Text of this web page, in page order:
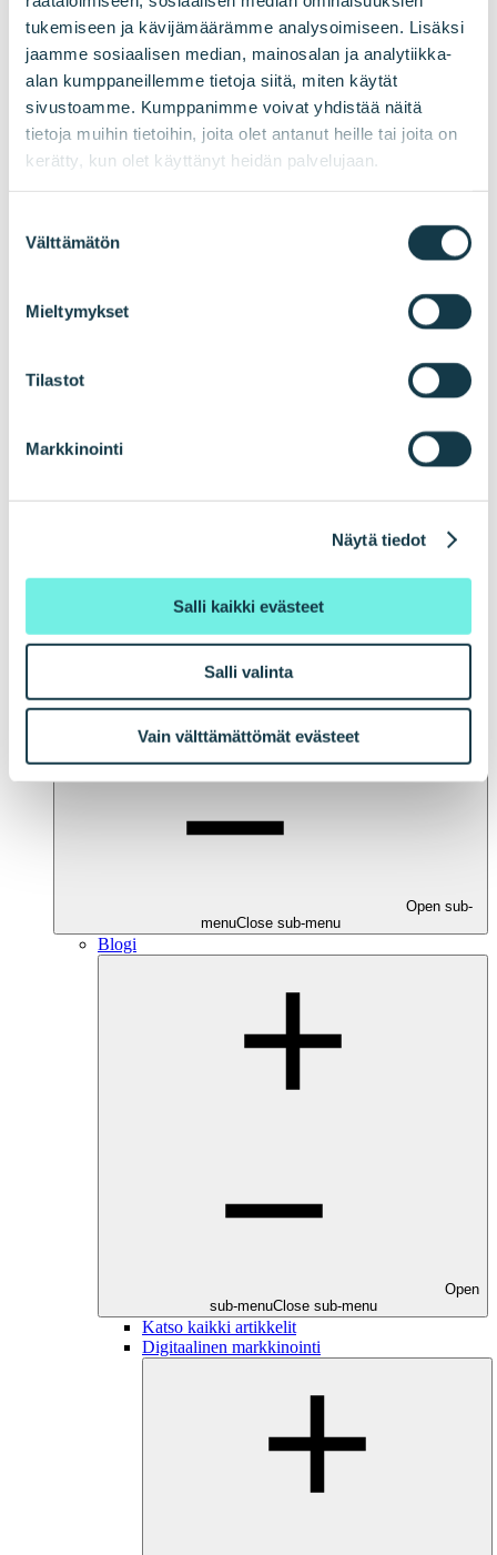
tukemiseen ja kävijämäärämme analysoimiseen. Lisäksi
jaamme sosiaalisen median, mainosalan ja analytiikka-
alan kumppaneillemme tietoja siitä, miten käytät
sivustoamme. Kumppanimme voivat yhdistää näitä
tietoja muihin tietoihin, joita olet antanut heille tai joita on
kerätty, kun olet käyttänyt heidän palvelujaan.
valinta
Välttämätön
Mieltymykset
Tilastot
Markkinointi
Näytä tiedot
Salli kaikki evästeet
Salli valinta
Vain välttämättömät evästeet
Äänibrändäys
Digitaalinen markkinointi
Open
Liini sprintti
Open sub-
menuClose sub-menu
Blogi
Open
sub-menuClose sub-menu
Katso kaikki artikkelit
Digitaalinen markkinointi